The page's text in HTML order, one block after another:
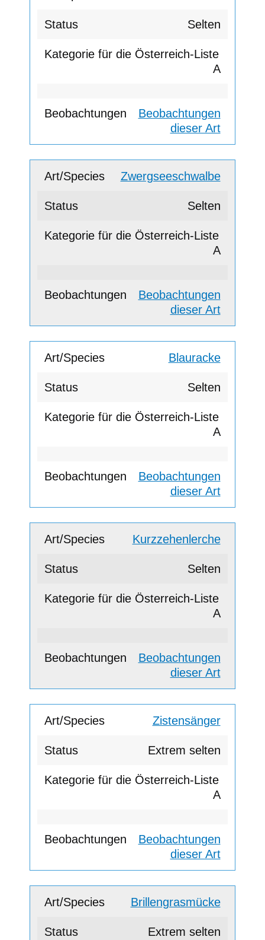
Selten
A
Beobachtungen
dieser Art
Zwergseeschwalbe
Selten
A
Beobachtungen
dieser Art
Blauracke
Selten
A
Beobachtungen
dieser Art
Kurzzehenlerche
Selten
A
Beobachtungen
dieser Art
Zistensänger
Extrem selten
A
Beobachtungen
dieser Art
Brillengrasmücke
Extrem selten